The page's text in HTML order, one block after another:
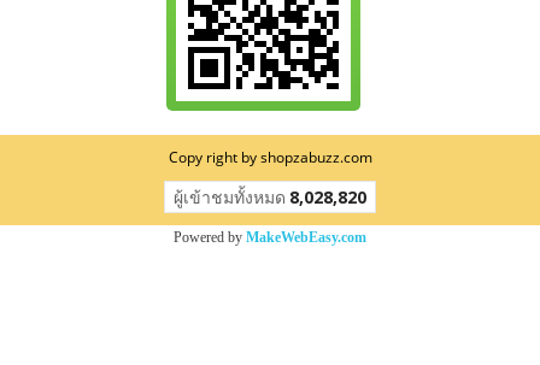
Copy right by shopzabuzz.com
ผู้เข้าชมวันนี้ 1
Powered by MakeWebEasy.com